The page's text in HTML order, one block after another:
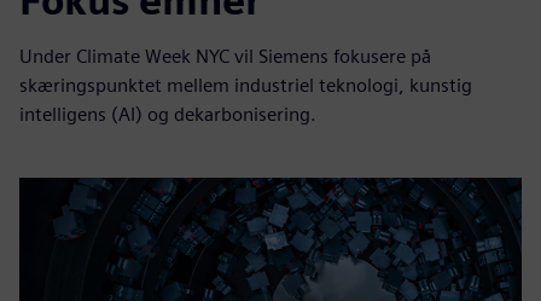
Under Climate Week NYC vil Siemens fokusere på
skæringspunktet mellem industriel teknologi, kunstig
intelligens (AI) og dekarbonisering.